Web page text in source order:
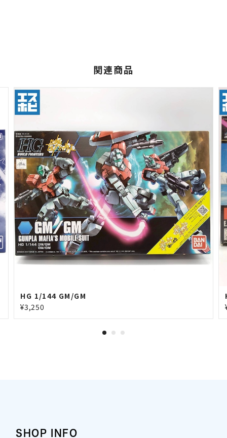
関連商品
HG 1/144 GM/GM
¥3,250
SHOP INFO